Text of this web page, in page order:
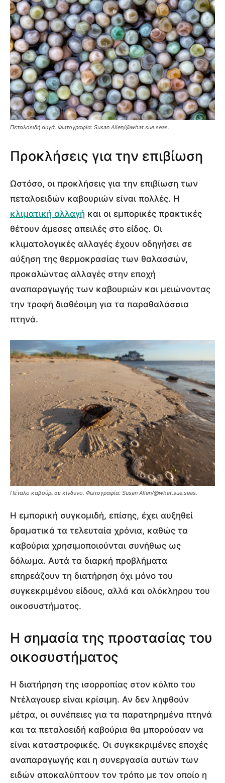
Πεταλοειδή αυγά. Φωτογραφία: Susan Allen/@what.sue.seas.
Προκλήσεις για την επιβίωση
Ωστόσο, οι προκλήσεις για την επιβίωση των
πεταλοειδών καβουριών είναι πολλές. Η
κλιματική αλλαγή και οι εμπορικές πρακτικές
θέτουν άμεσες απειλές στο είδος. Οι
κλιματολογικές αλλαγές έχουν οδηγήσει σε
αύξηση της θερμοκρασίας των θαλασσών,
προκαλώντας αλλαγές στην εποχή
αναπαραγωγής των καβουριών και μειώνοντας
την τροφή διαθέσιμη για τα παραθαλάσσια
πτηνά.
Πέταλο καβούρι σε κίνδυνο. Φωτογραφία: Susan Allen/@what.sue.seas.
Η εμπορική συγκομιδή, επίσης, έχει αυξηθεί
δραματικά τα τελευταία χρόνια, καθώς τα
καβούρια χρησιμοποιούνται συνήθως ως
δόλωμα. Αυτά τα διαρκή προβλήματα
επηρεάζουν τη διατήρηση όχι μόνο του
συγκεκριμένου είδους, αλλά και ολόκληρου του
οικοσυστήματος.
Η σημασία της προστασίας του
οικοσυστήματος
Η διατήρηση της ισορροπίας στον κόλπο του
Ντέλαγουερ είναι κρίσιμη. Αν δεν ληφθούν
μέτρα, οι συνέπειες για τα παρατηρημένα πτηνά
και τα πεταλοειδή καβούρια θα μπορούσαν να
είναι καταστροφικές. Οι συγκεκριμένες εποχές
αναπαραγωγής και η συνεργασία αυτών των
ειδών αποκαλύπτουν τον τρόπο με τον οποίο η